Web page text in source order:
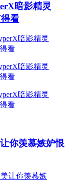
暗影精灵
看
你羡慕嫉妒恨